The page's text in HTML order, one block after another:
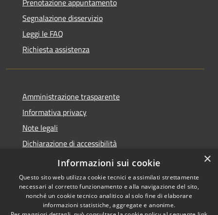
Prenotazione appuntamento
Segnalazione disservizio
Leggi le FAQ
Richiesta assistenza
Amministrazione trasparente
Informativa privacy
Note legali
Dichiarazione di accessibilità
Feedback accessibilità
Copyright © 2026 • Città di
×
Informazioni sui cookie
Questo sito web utilizza cookie tecnici e assimilati strettamente
necessari al corretto funzionamento e alla navigazione del sito,
nonché un cookie tecnico analitico al solo fine di elaborare
informazioni statistiche, aggregate e anonime.